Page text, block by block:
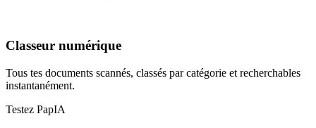
Classeur numérique
Tous tes documents scannés, classés par catégorie et recherchables
instantanément.
Testez PapIA